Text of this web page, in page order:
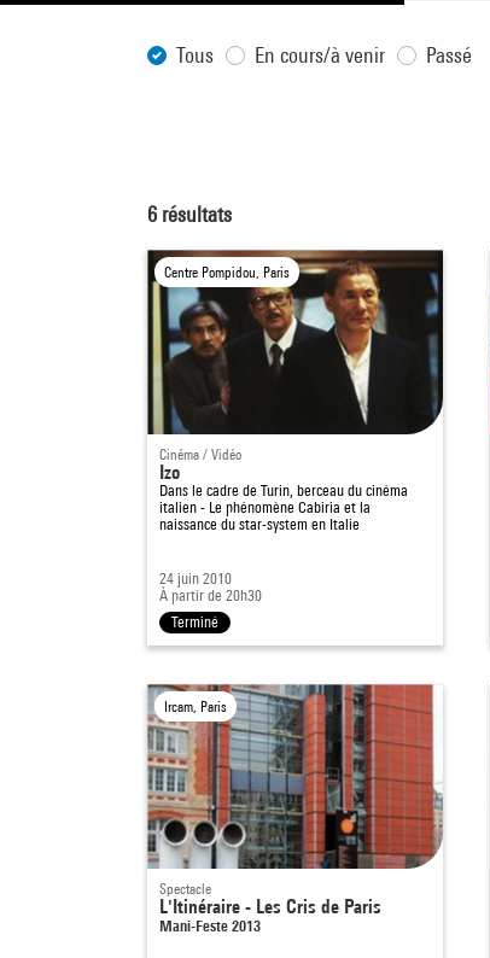
Tous En cours/à venir Passé
6 résultats
Centre Pompidou, Paris
Cinéma / Vidéo
Izo
Dans le cadre de Turin, berceau du cinéma
italien - Le phénomène Cabiria et la
naissance du star-system en Italie
24 juin 2010
À partir de 20h30
Terminé
Ircam, Paris
Spectacle
L'Itinéraire - Les Cris de Paris
Mani-Feste 2013